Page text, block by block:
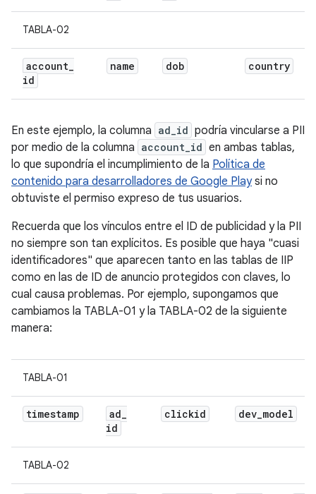
TABLA-02
account_
id
name dob country
En este ejemplo, la columna ad_id podría vincularse a PII
por medio de la columna account_id en ambas tablas,
lo que supondría el incumplimiento de la Política de
contenido para desarrolladores de Google Playsi no
obtuviste el permiso expreso de tus usuarios.
Recuerda que los vínculos entre el ID de publicidad y la PII
no siempre son tan explícitos. Es posible que haya "cuasi
identificadores" que aparecen tanto en las tablas de IIP
como en las de ID de anuncio protegidos con claves, lo
cual causa problemas. Por ejemplo, supongamos que
cambiamos la TABLA-01 y la TABLA-02 de la siguiente
manera:
TABLA-01
timestamp ad_
id
clickid dev_model
TABLA-02